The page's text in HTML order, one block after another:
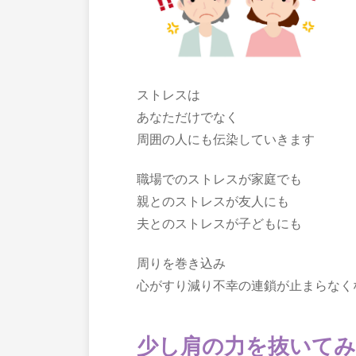
ストレスは
あなただけでなく
周囲の人にも伝染していきます
職場でのストレスが家庭でも
親とのストレスが友人にも
夫とのストレスが子どもにも
周りを巻き込み
心がすり減り不幸の連鎖が止まらなく
少し肩の力を抜いて